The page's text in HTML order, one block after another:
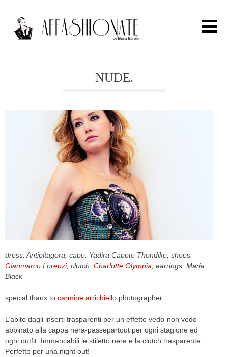
FASHION
OUTFIT
BEAUTY
TRAVEL
PARTIES
VIDEO
CONTACT
NUDE.
dress: Antipitagora, cape: Yadira Capote Thondike, shoes:
Gianmarco Lorenzi, clutch: Charlotte Olympia , earrings: Maria
Black
special thanx to carmine arrichiello photographer
L’abito dagli inserti trasparenti per un effetto vedo-non vedo
abbinato alla cappa nera-passepartout per ogni stagione ed
ogni outfit. Immancabili le stiletto nere e la clutch trasparente.
Perfetto per una night out!